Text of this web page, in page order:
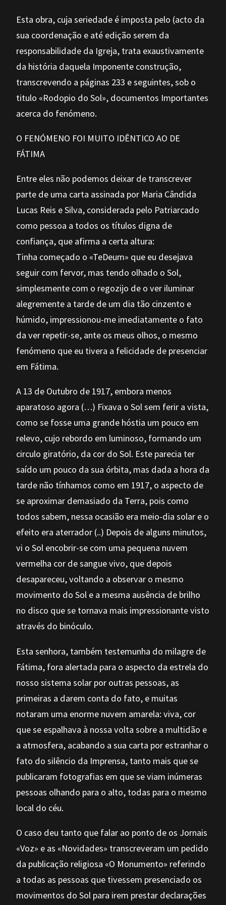
Esta obra, cuja seriedade é imposta pelo (acto da
sua coordenação e até edição serem da
responsabilidade da Igreja, trata exaustivamente
da história daquela Imponente construção,
transcrevendo a páginas 233 e seguintes, sob o
titulo «Rodopio do Sol», documentos Importantes
acerca do fenómeno.
O FENÓMENO FOI MUITO IDÊNTICO AO DE
FÁTIMA
Entre eles não podemos deixar de transcrever
parte de uma carta assinada por Maria Cândida
Lucas Reis e Silva, considerada pelo Patriarcado
como pessoa a todos os títulos digna de
confiança, que afirma a certa altura:
Tinha começado o «TeDeum» que eu desejava
seguir com fervor, mas tendo olhado o Sol,
simplesmente com o regozijo de o ver iluminar
alegremente a tarde de um dia tão cinzento e
húmido, impressionou-me imediatamente o fato
da ver repetir-se, ante os meus olhos, o mesmo
fenómeno que eu tivera a felicidade de presenciar
em Fátima.
A 13 de Outubro de 1917, embora menos
aparatoso agora (…) Fixava o Sol sem ferir a vista,
como se fosse uma grande hóstia um pouco em
relevo, cujo rebordo em luminoso, formando um
circulo giratório, da cor do Sol. Este parecia ter
saído um pouco da sua órbita, mas dada a hora da
tarde não tínhamos como em 1917, o aspecto de
se aproximar demasiado da Terra, pois como
todos sabem, nessa ocasião era meio-dia solar e o
efeito era aterrador (..) Depois de alguns minutos,
vi o Sol encobrir-se com uma pequena nuvem
vermelha cor de sangue vivo, que depois
desapareceu, voltando a observar o mesmo
movimento do Sol e a mesma ausência de brilho
no disco que se tornava mais impressionante visto
através do binóculo.
Esta senhora, também testemunha do milagre de
Fátima, fora alertada para o aspecto da estrela do
nosso sistema solar por outras pessoas, as
primeiras a darem conta do fato, e muitas
notaram uma enorme nuvem amarela: viva, cor
que se espalhava à nossa volta sobre a multidão e
a atmosfera, acabando a sua carta por estranhar o
fato do silêncio da Imprensa, tanto mais que se
publicaram fotografias em que se viam inúmeras
pessoas olhando para o alto, todas para o mesmo
local do céu.
O caso deu tanto que falar ao ponto de os Jornais
«Voz» e as «Novidades» transcreveram um pedido
da publicação religiosa «O Monumento» referindo
a todas as pessoas que tivessem presenciado os
movimentos do Sol para irem prestar declarações